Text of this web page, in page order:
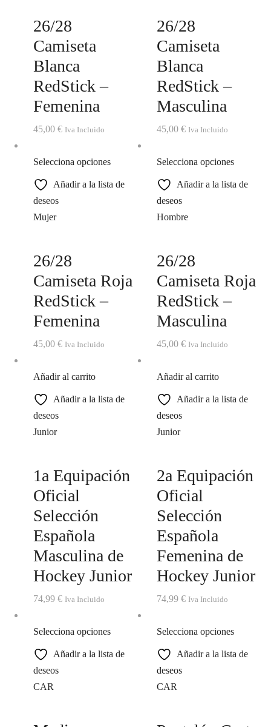
26/28
Camiseta
Blanca
RedStick –
Femenina
45,00 € Iva Incluido
26/28
Camiseta
Blanca
RedStick –
Masculina
45,00 € Iva Incluido
Selecciona opciones
Añadir a la lista de
deseos
Mujer
26/28
Camiseta Roja
RedStick –
Femenina
45,00 € Iva Incluido
Selecciona opciones
Añadir a la lista de
deseos
Hombre
26/28
Camiseta Roja
RedStick –
Masculina
45,00 € Iva Incluido
Añadir al carrito
Añadir a la lista de
deseos
Junior
1a Equipación
Oficial
Selección
Española
Masculina de
Hockey Junior
74,99 € Iva Incluido
Añadir al carrito
Añadir a la lista de
deseos
Junior
2a Equipación
Oficial
Selección
Española
Femenina de
Hockey Junior
74,99 € Iva Incluido
Selecciona opciones
Añadir a la lista de
deseos
CAR
Selecciona opciones
Añadir a la lista de
deseos
CAR